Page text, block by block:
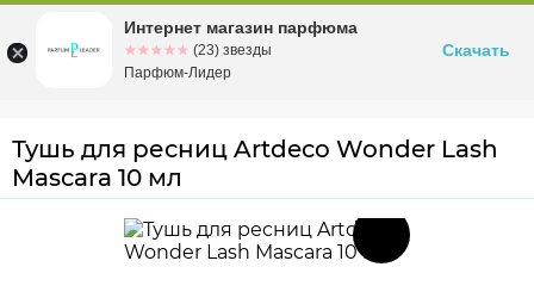
Омскул. Заозерная, 11, к. 1
Тушь для ресниц Artdeco Wonder Lash
Mascara 10 мл
Интернет магазин парфюма
☆☆☆☆☆
★★★★★ (23) звезды
Парфюм-Лидер
Скачать